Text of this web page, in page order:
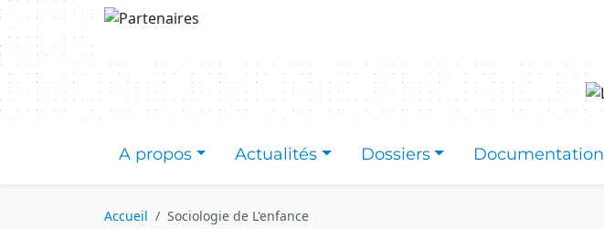
Aller au contenu principal
A propos Actualités Dossiers Documentation
Accueil Sociologie de L'enfance